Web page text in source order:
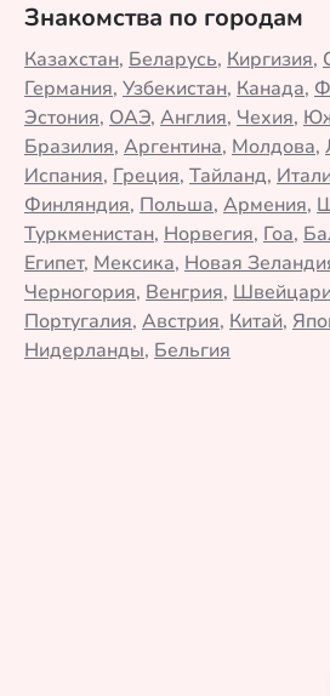
Знакомства по городам
Казахстан, Беларусь, Киргизия,
Германия, Узбекистан, Канада,
Эстония, ОАЭ, Англия, Чехия,
Бразилия, Аргентина, Молдова,
Испания, Греция, Тайланд,
Финляндия, Польша, Армения,
Туркменистан, Норвегия, Гоа,
Египет, Мексика, Новая
Черногория, Венгрия,
Португалия, Австрия, Китай,
Нидерланды, Бельгия